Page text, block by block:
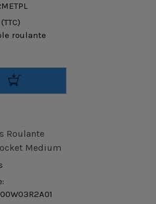
(TTC)
roulante
Roulante
Medium